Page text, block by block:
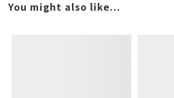
You might also like...